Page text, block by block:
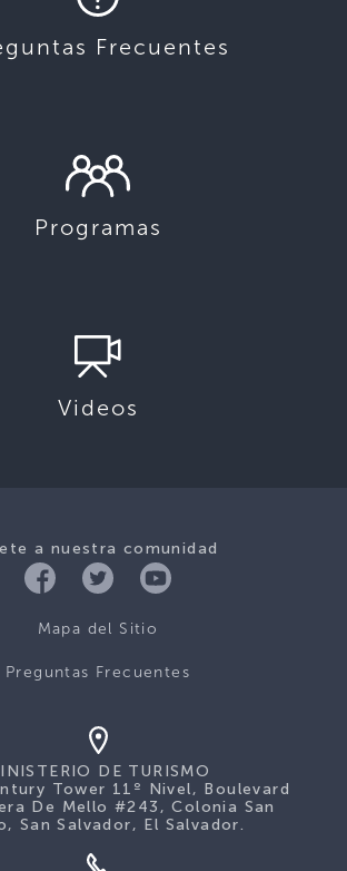
Frecuentes
Programas
Videos
a nuestra comunidad
Mapa del Sitio
Preguntas Frecuentes
DE TURISMO
Tower 11º Nivel, Boulevard
De Mello #243, Colonia San
San Salvador, El Salvador.